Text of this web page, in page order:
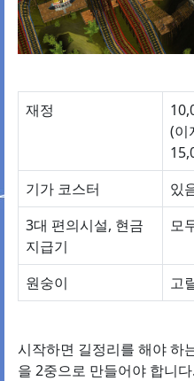
재정
(이
기가 코스터
있
3대 편의시설, 현금
지급기
모
원숭이 고
시작하면 길정리를 해야 하
을 2중으로 만들어야 합니다.